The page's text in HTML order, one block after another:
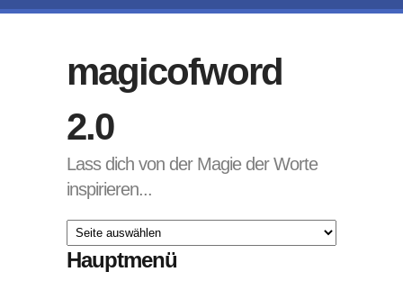
magicofword
2.0
Lass dich von der Magie der Worte
inspirieren...
Hauptmenü